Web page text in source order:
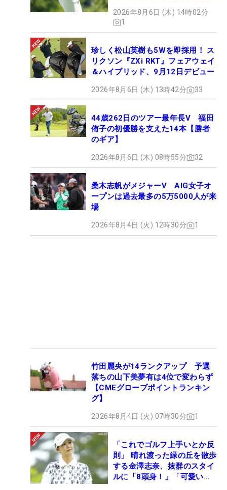
2026年8月6日 (木) 14時02分
1
珍しく松山英樹も5Wを即採用！ ス
リクソン『ZXi RKT』フェアウェイ
＆ハイブリッド、9月12日デビュー
2026年8月6日 (木) 13時42分 33
44歳262日のツアー最年長V 福田
侑子の初優勝を支えた14本【勝者
のギア】
2026年8月6日 (木) 08時55分 32
桑木志帆がメジャーV AIG女子オ
ープンは過去最多の5万5000人が来
場
2026年8月4日 (火) 12時30分 1
竹田麗央が14ランクアップ 予選
落ちの山下美夢有は4位で変わらず
【CMEグローブポイントランキン
グ】
2026年8月4日 (火) 07時30分 1
「これでゴルフ上手いとか反
則」 晴れ渡った緑の丘を散歩
する金澤志奈、抜群のスタイ
ルに「8頭身！」「可愛いに